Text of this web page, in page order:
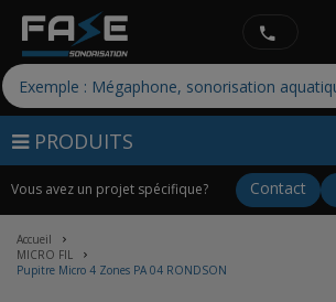
PRODUITS
Vous avez un projet spécifique? Contact
Accueil
MICRO FIL
Pupitre Micro 4 Zones PA 04 RONDSON